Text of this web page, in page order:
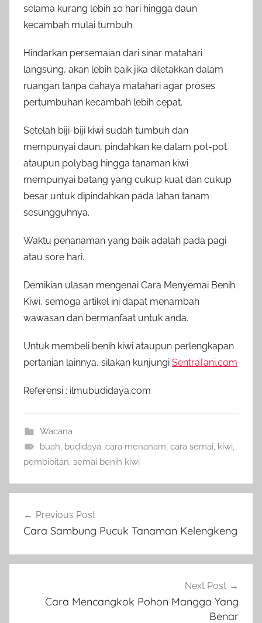
selama kurang lebih 10 hari hingga daun
kecambah mulai tumbuh.
Hindarkan persemaian dari sinar matahari
langsung, akan lebih baik jika diletakkan dalam
ruangan tanpa cahaya matahari agar proses
pertumbuhan kecambah lebih cepat.
Setelah biji-biji kiwi sudah tumbuh dan
mempunyai daun, pindahkan ke dalam pot-pot
ataupun polybag hingga tanaman kiwi
mempunyai batang yang cukup kuat dan cukup
besar untuk dipindahkan pada lahan tanam
sesungguhnya.
Waktu penanaman yang baik adalah pada pagi
atau sore hari.
Demikian ulasan mengenai Cara Menyemai Benih
Kiwi, semoga artikel ini dapat menambah
wawasan dan bermanfaat untuk anda.
Untuk membeli benih kiwi ataupun perlengkapan
pertanian lainnya, silakan kunjungi SentraTani.com
Referensi : ilmubudidaya.com
Wacana
buah, budidaya, cara menanam, cara semai, kiwi,
pembibitan, semai benih kiwi
pos
Previous Post
Cara Sambung Pucuk Tanaman Kelengkeng
Next Post
Cara Mencangkok Pohon Mangga Yang
Benar